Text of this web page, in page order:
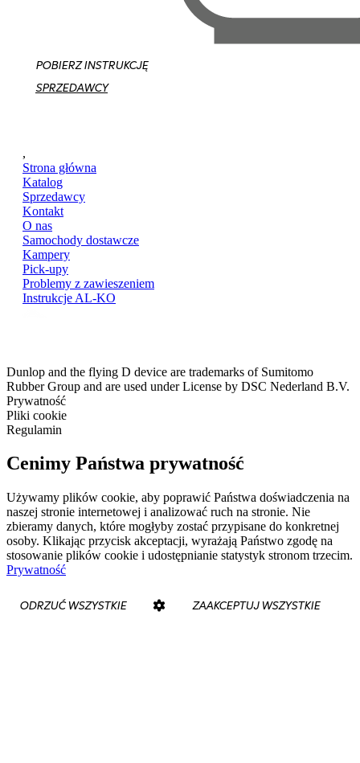
POBIERZ INSTRUKCJĘ
SPRZEDAWCY
,
Strona główna
Katalog
Sprzedawcy
Kontakt
O nas
Samochody dostawcze
Kampery
Pick-upy
Problemy z zawieszeniem
Instrukcje AL-KO
Dunlop and the flying D device are trademarks of Sumitomo
Rubber Group and are used under License by DSC Nederland B.V.
Prywatność
Pliki cookie
Regulamin
Cenimy Państwa prywatność
Używamy plików cookie, aby poprawić Państwa doświadczenia na
naszej stronie internetowej i analizować ruch na stronie. Nie
zbieramy danych, które mogłyby zostać przypisane do konkretnej
osoby. Klikając przycisk akceptacji, wyrażają Państwo zgodę na
stosowanie plików cookie i udostępnianie statystyk stronom trzecim.
Prywatność
ODRZUĆ WSZYSTKIE ZAAKCEPTUJ WSZYSTKIE